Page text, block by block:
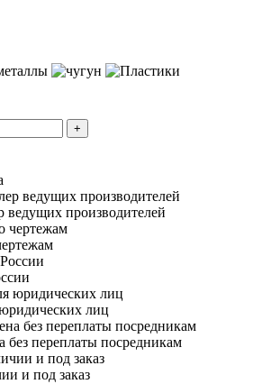
+
ведущих производителей
лиц
без переплаты посредникам
и под заказ